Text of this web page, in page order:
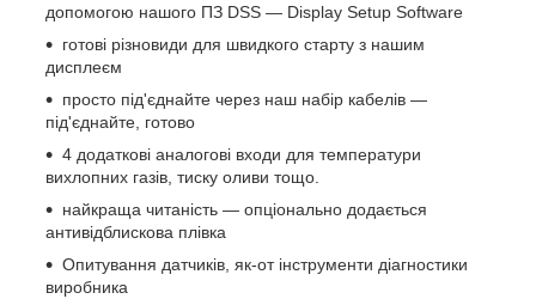
допомогою нашого ПЗ DSS — Display Setup Software
готові різновиди для швидкого старту з нашим
дисплеєм
просто під'єднайте через наш набір кабелів —
під'єднайте, готово
4 додаткові аналогові входи для температури
вихлопних газів, тиску оливи тощо.
найкраща читаність — опціонально додається
антивідблискова плівка
Опитування датчиків, як-от інструменти діагностики
виробника